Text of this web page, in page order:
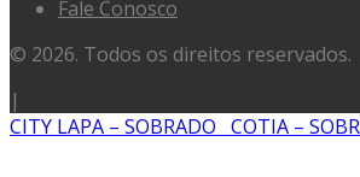
Fale Conosco
© 2026. Todos os direitos reservados.
|
CITY LAPA – SOBRADO COTIA –